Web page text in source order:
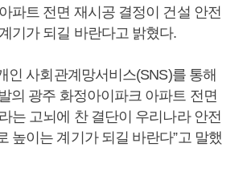
파트 전면 재시공 결정이 건설 안전
기가 되길 바란다고 밝혔다.
인 사회관계망서비스(SNS)를 통해
의 광주 화정아이파크 아파트 전면
는 고뇌에 찬 결단이 우리나라 안전
높이는 계기가 되길 바란다”고 말했